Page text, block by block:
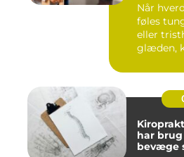
Når
føles
eller
glæden,
har
bevæge